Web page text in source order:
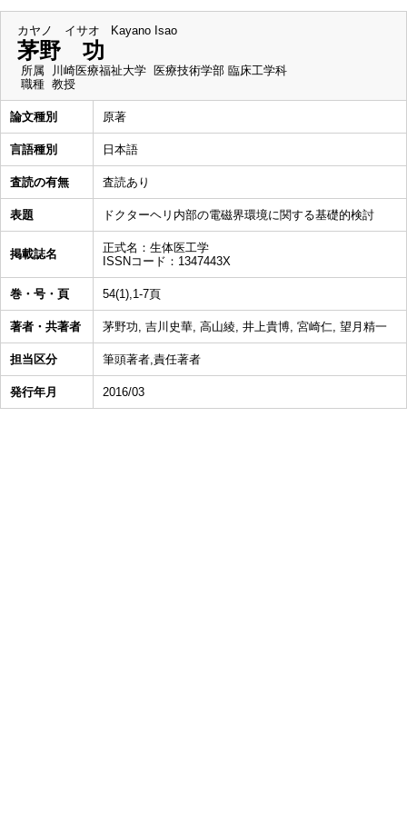
カヤノ イサオ Kayano Isao
茅野 功
所属
川崎医療福祉大学 医療技術学部 臨床工学科
職種 教授
論文種別 原著
言語種別 日本語
査読の有無 査読あり
表題 ドクターヘリ内部の電磁界環境に関する基礎的検討
掲載誌名
正式名：生体医工学
ISSNコード：1347443X
巻・号・頁 54(1),1-7頁
著者・共著者 茅野功, 吉川史華, 高山綾, 井上貴博, 宮崎仁, 望月精一
担当区分 筆頭著者,責任著者
発行年月 2016/03